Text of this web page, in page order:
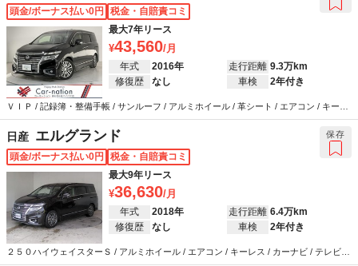
頭金/ボーナス払い0円
税金・自賠責コミ
最大7年リース
43,560
年式 2016年 走行距離 9.3万km
修復歴
なし 車検 2年付き
ＶＩＰ / 記録簿・整備手帳 / サンルーフ / アルミホイール / 革シート / エアコン / キーレ
ス / カーナビ / テレビ / ABS / エアバッグ / パワーステアリング / パワーウインドウ
日産 エルグランド
頭金/ボーナス払い0円
税金・自賠責コミ
最大9年リース
36,630
年式 2018年 走行距離 6.4万km
修復歴
なし 車検 2年付き
２５０ハイウェイスターＳ / アルミホイール / エアコン / キーレス / カーナビ / テレビ /
ABS / エアバッグ / パワーステアリング / パワーウインドウ
保存